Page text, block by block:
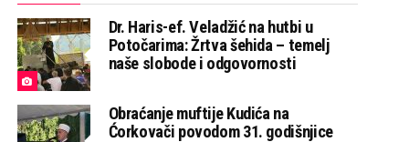
Dr. Haris-ef. Veladžić na hutbi u
Potočarima: Žrtva šehida – temelj
naše slobode i odgovornosti
Obraćanje muftije Kudića na
Ćorkovači povodom 31. godišnjice